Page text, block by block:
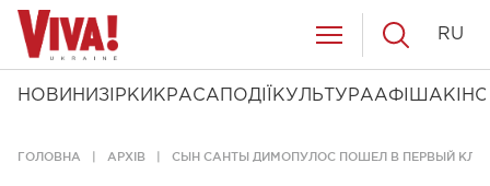
НОВИНИ ЗІРКИ КРАСА ПОДІЇ КУЛЬТУРААФІША КІНО
RU
ГОЛОВНА АРХІВ СЫН САНТЫ ДИМОПУЛОС ПОШЕЛ В ПЕРВЫЙ